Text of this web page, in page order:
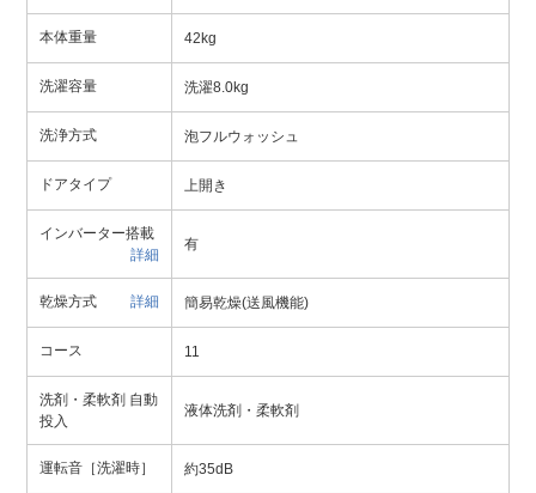
本体重量 42kg
洗濯容量 洗濯8.0kg
洗浄方式 泡フルウォッシュ
ドアタイプ 上開き
インバーター搭載
詳細
有
乾燥方式 詳細 簡易乾燥(送風機能)
コース 11
洗剤・柔軟剤 自動
投入
液体洗剤・柔軟剤
運転音［洗濯時］ 約35dB